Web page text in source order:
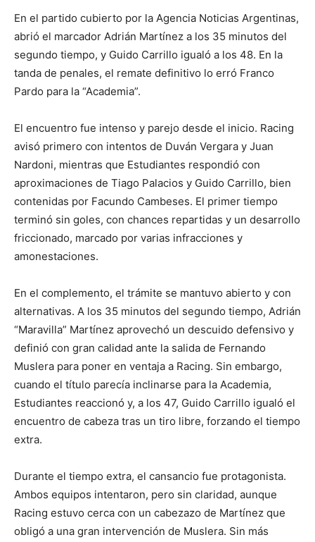
En el partido cubierto por la Agencia Noticias Argentinas,
abrió el marcador Adrián Martínez a los 35 minutos del
segundo tiempo, y Guido Carrillo igualó a los 48. En la
tanda de penales, el remate definitivo lo erró Franco
Pardo para la “Academia”.
El encuentro fue intenso y parejo desde el inicio. Racing
avisó primero con intentos de Duván Vergara y Juan
Nardoni, mientras que Estudiantes respondió con
aproximaciones de Tiago Palacios y Guido Carrillo, bien
contenidas por Facundo Cambeses. El primer tiempo
terminó sin goles, con chances repartidas y un desarrollo
friccionado, marcado por varias infracciones y
amonestaciones.
En el complemento, el trámite se mantuvo abierto y con
alternativas. A los 35 minutos del segundo tiempo, Adrián
“Maravilla” Martínez aprovechó un descuido defensivo y
definió con gran calidad ante la salida de Fernando
Muslera para poner en ventaja a Racing. Sin embargo,
cuando el título parecía inclinarse para la Academia,
Estudiantes reaccionó y, a los 47, Guido Carrillo igualó el
encuentro de cabeza tras un tiro libre, forzando el tiempo
extra.
Durante el tiempo extra, el cansancio fue protagonista.
Ambos equipos intentaron, pero sin claridad, aunque
Racing estuvo cerca con un cabezazo de Martínez que
obligó a una gran intervención de Muslera. Sin más